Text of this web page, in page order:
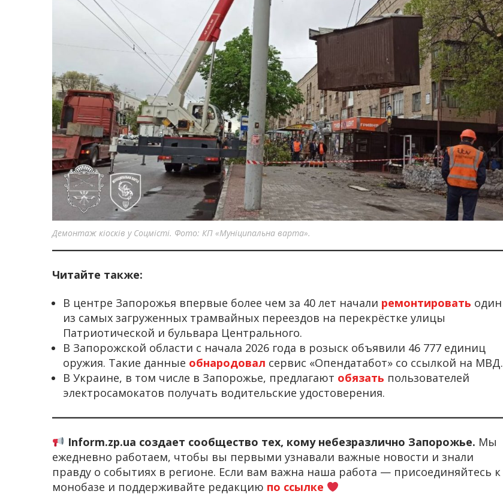
Демонтаж кіосків у Соцмісті. Фото: КП «Муніципальна варта».
Читайте также:
В центре Запорожья впервые более чем за 40 лет начали ремонтировать один
из самых загруженных трамвайных переездов на перекрёстке улицы
Патриотической и бульвара Центрального.
В Запорожской области с начала 2026 года в розыск объявили 46 777 единиц
оружия. Такие данные обнародовал сервис «Опендатабот» со ссылкой на МВД.
В Украине, в том числе в Запорожье, предлагают обязать пользователей
электросамокатов получать водительские удостоверения.
Inform.zp.ua создает сообщество тех, кому небезразлично Запорожье. Мы
ежедневно работаем, чтобы вы первыми узнавали важные новости и знали
правду о событиях в регионе. Если вам важна наша работа — присоединяйтесь к
монобазе и поддерживайте редакцию по ссылке